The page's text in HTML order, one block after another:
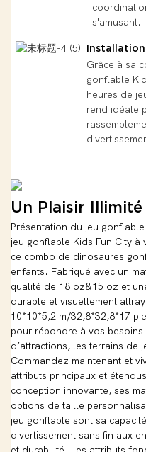
s'amusant.
Grâce à sa
gonflable
heures de
rend idéale
Un Plaisir
Présentation du jeu
jeu gonflable Kids Fun City
ce combo de dinosaures
enfants. Fabriqué avec un
qualité de 18 oz&15 oz et
durable et visuellement
10*10*5,2 m/32,8*32,8*17
pour répondre à vos
d’attractions, les terrains de
Commandez maintenant et
attributs principaux et
conception innovante, ses
options de taille
jeu gonflable sont sa
divertissement sans fin aux